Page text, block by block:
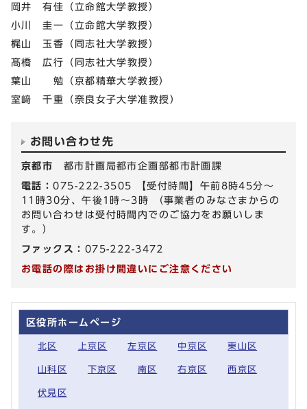
岡井 有佳（立命館大学教授）
小川 圭一（立命館大学教授）
梶山 玉香（同志社大学教授）
髙橋 広行（同志社大学教授）
葉山 勉（京都精華大学教授）
室﨑 千重（奈良女子大学准教授）
お問い合わせ先
京都市 都市計画局都市企画部都市計画課
電話：075-222-3505 【受付時間】午前8時45分～
11時30分、午後1時～3時 （事業者のみなさまからの
お問い合わせは受付時間内でのご協力をお願いしま
す。）
ファックス： 075-222-3472
お電話の際はお掛け間違いにご注意ください
区役所ホームページ
北区 上京区 左京区 中京区 東山区
山科区 下京区 南区 右京区 西京区
伏見区